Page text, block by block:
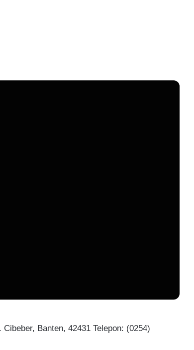
Banten, 42431 Telepon: (0254)